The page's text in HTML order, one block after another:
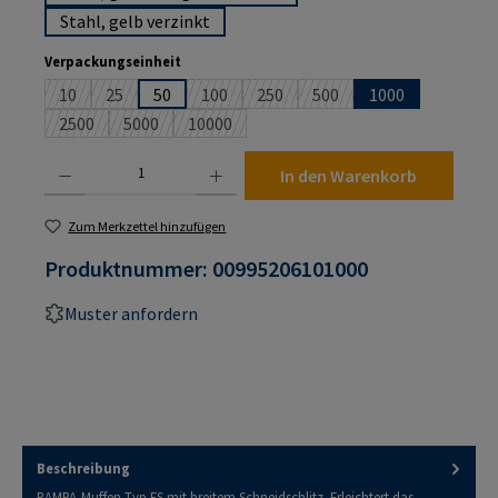
Stahl, gelb verzinkt
Verpackungseinheit
10(Diese Option ist zurzeit nicht verfügbar.)
25(Diese Option ist zurzeit nicht verfügbar.)
50 100(Diese Option ist zurzeit nicht verfügbar.)
250(Diese Option ist zurzeit nicht
500(Diese Option ist zurzeit
1000
2500(Diese Option ist zurzeit nicht verfügbar.)
5000(Diese Option ist zurzeit nicht verfügbar.)
10000(Diese Option ist zurzeit nicht verfügbar.)
In den Warenkorb
Zum Merkzettel hinzufügen
Produktnummer: 00995206101000
Muster anfordern
Beschreibung